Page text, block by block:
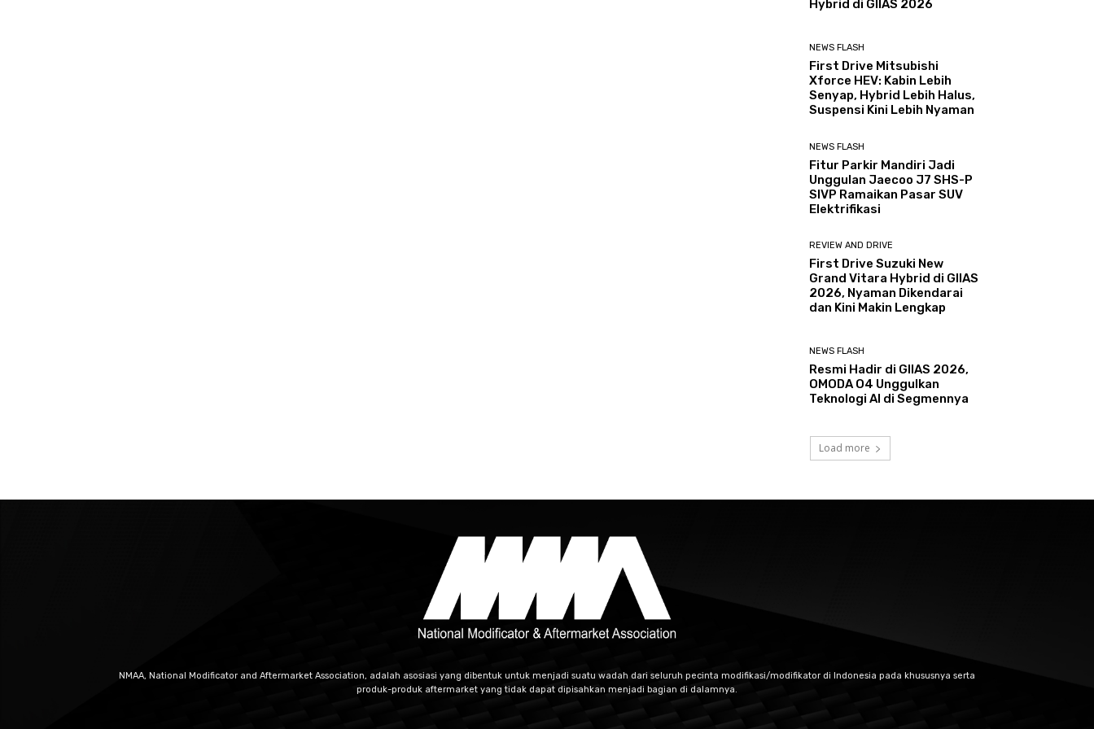
Hybrid di GIIAS 2026
NEWS FLASH
First Drive Mitsubishi
Xforce HEV: Kabin Lebih
Senyap, Hybrid Lebih Halus,
Suspensi Kini Lebih Nyaman
NEWS FLASH
Fitur Parkir Mandiri Jadi
Unggulan Jaecoo J7 SHS-P
SIVP Ramaikan Pasar SUV
Elektrifikasi
REVIEW AND DRIVE
First Drive Suzuki New
Grand Vitara Hybrid di GIIAS
2026, Nyaman Dikendarai
dan Kini Makin Lengkap
NEWS FLASH
Resmi Hadir di GIIAS 2026,
OMODA O4 Unggulkan
Teknologi AI di Segmennya
Load more
NMAA, National Modificator and Aftermarket Association, adalah asosiasi yang dibentuk untuk menjadi suatu wadah dari seluruh pecinta modifikasi/modifikator di Indonesia pada khususnya serta
produk-produk aftermarket yang tidak dapat dipisahkan menjadi bagian di dalamnya.